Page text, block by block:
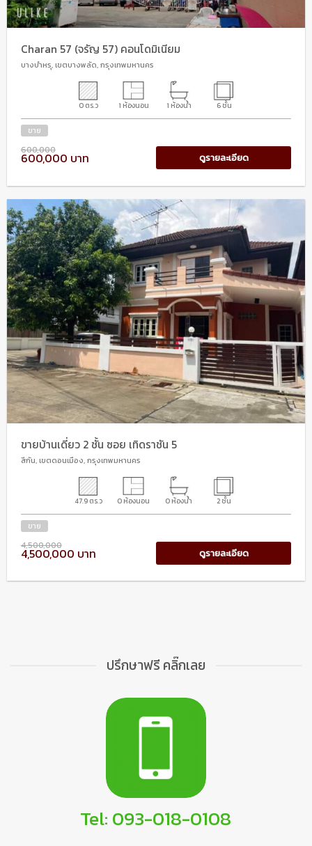
Charan 57 (จรัญ 57) คอนโดมิเนียม
บางบำหรุ, เขตบางพลัด, กรุงเทพมหานคร
0 ตร.ว 1 ห้องนอน 1 ห้องน้ำ 6 ชั้น
ขาย
600,000
600,000 บาท ดูรายละเอียด
ขายบ้านเดี่ยว 2 ชั้น ซอย เทิดราชัน 5
สีกัน, เขตดอนเมือง, กรุงเทพมหานคร
47.9 ตร.ว 0 ห้องนอน 0 ห้องน้ำ 2 ชั้น
ขาย
4,500,000
4,500,000 บาท ดูรายละเอียด
ปรึกษาฟรี คลิ๊กเลย
Tel: 093-018-0108